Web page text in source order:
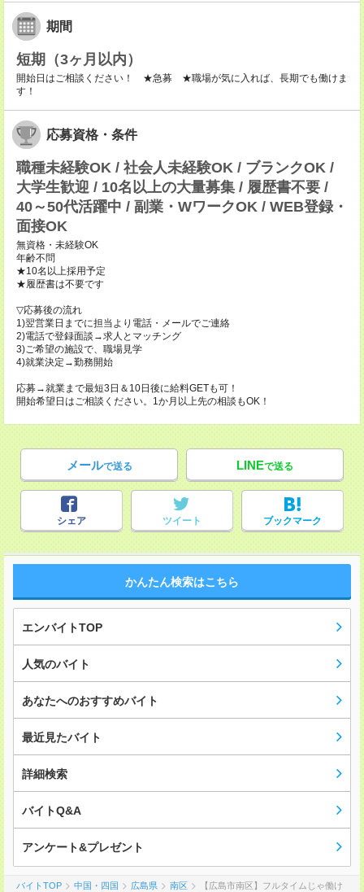
期間
短期（3ヶ月以内）
開始日はご相談ください！ ★急募 ★職場が気に入れば、長期でも働けま
す！
応募資格・条件
職種未経験OK / 社会人未経験OK / ブランクOK /
大学生歓迎 / 10名以上の大量募集 / 履歴書不要 /
40～50代活躍中 / 副業・WワークOK / WEB登録・
面接OK
無資格・未経験OK
年齢不問
★10名以上採用予定
★履歴書は不要です
▽応募後の流れ
1)翌営業日までに担当より電話・メールでご連絡
2)電話で登録面談→求人とマッチング
3)ご希望の施設で、職場見学
4)就業決定→勤務開始
応募→就業まで最短3日＆10日後に給料GETも可！
開始希望日はご相談ください。1か月以上先の相談もOK！
メールで送る LINEで送る
シェア ツイート ブックマーク
かんたん検索はこちら
エンバイトTOP
人気のバイト
あなたへのおすすめバイト
最近見たバイト
詳細検索
バイトQ&A
アンケート&プレゼント
バイトTOP 中国・四国 広島県 南区 【広島市南区】フルタイムじゃ働け